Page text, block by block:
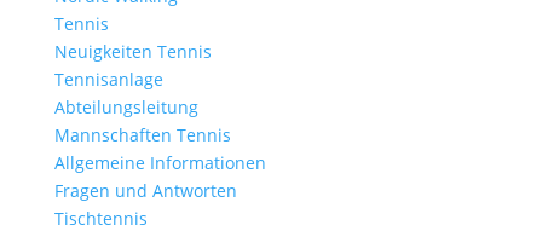
Tennis
Neuigkeiten Tennis
Tennisanlage
Abteilungsleitung
Mannschaften Tennis
Allgemeine Informationen
Fragen und Antworten
Tischtennis